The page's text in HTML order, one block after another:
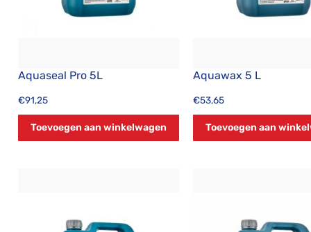
Aquaseal Pro 5L
€91,25
Toevoegen aan winkelwagen
Aquawax 5 L
€53,65
Toevoegen aan